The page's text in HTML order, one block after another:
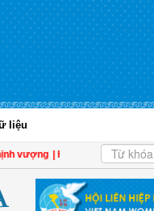
liệu
| Hội LHPN tỉnh Kiên Giang